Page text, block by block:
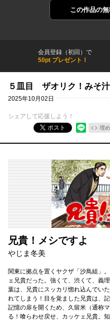
この作品の無
会員登録（初回）で
50pt プレゼント！
５皿目 ザオリク！みそ
2025年10月02日
シェアして応援しよう！
ポスト
埋
兄貴！メシですよ
やじま冬美
関東に拠点を置くヤクザ「沙鳥組」
ェ兄貴だった。強くて、渋くて、義
葉は、兄貴にスッカリ惚れ込んでい
れてしまう！目を覚ました兄貴は
記憶の扉を開くため、久留米（通称
る！喰らわせ戻せ、カッケェ兄貴。